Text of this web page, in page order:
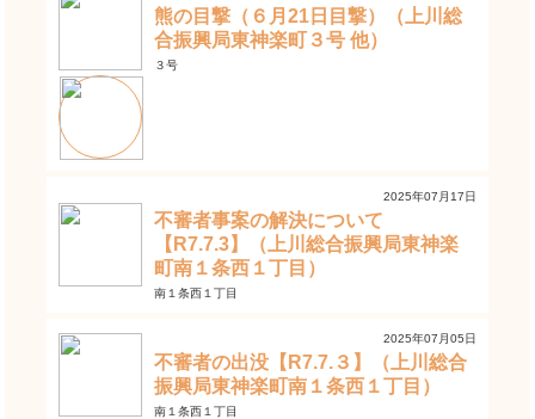
熊の目撃（６月21日目撃）（上川総
合振興局東神楽町３号 他）
３号
2025年07月17日
不審者事案の解決について
【R7.7.3】（上川総合振興局東神楽
町南１条西１丁目）
南１条西１丁目
2025年07月05日
不審者の出没【R7.7.３】（上川総合
振興局東神楽町南１条西１丁目）
南１条西１丁目